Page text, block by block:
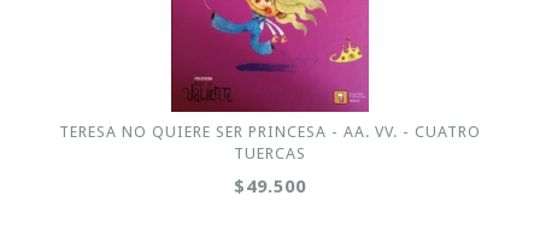
TERESA NO QUIERE SER PRINCESA - AA. VV. - CUATRO
TUERCAS
$49.500